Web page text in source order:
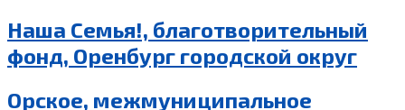
Наша Семья!, благотворительный
фонд, Оренбург городской округ
Орское, межмуниципальное